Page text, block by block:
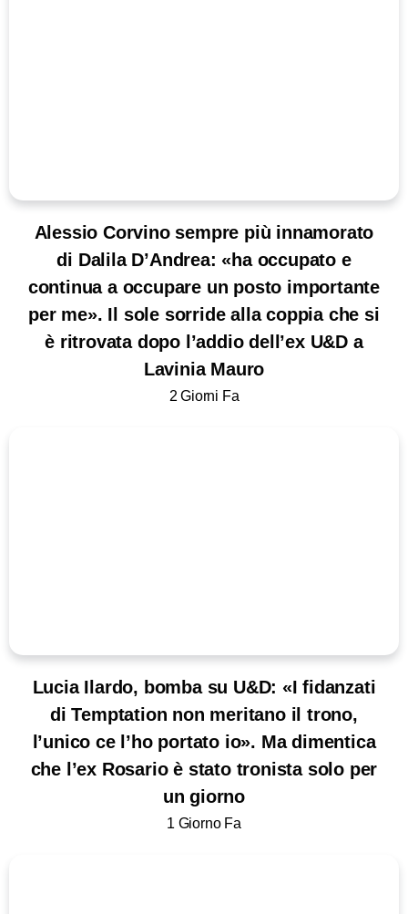
Alessio Corvino sempre più innamorato
di Dalila D’Andrea: «ha occupato e
continua a occupare un posto importante
per me». Il sole sorride alla coppia che si
è ritrovata dopo l’addio dell’ex U&D a
Lavinia Mauro
2 Giorni Fa
Lucia Ilardo, bomba su U&D: «I fidanzati
di Temptation non meritano il trono,
l’unico ce l’ho portato io». Ma dimentica
che l’ex Rosario è stato tronista solo per
un giorno
1 Giorno Fa